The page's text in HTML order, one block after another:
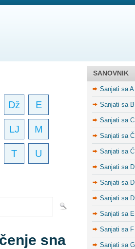
Dž E
LJ M
T U
sna
SANOVNIK
Sanjati sa A
Sanjati sa B
Sanjati sa C
Sanjati sa Č
Sanjati sa Ć
Sanjati sa D
Sanjati sa Đ
Sanjati sa
Sanjati sa E
Sanjati sa F
Sanjati sa G